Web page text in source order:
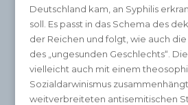
Deutschland kam, an Syphilis
soll. Es passt in das Schema des
der Reichen und folgt, wie auch
des „ungesunden Geschlechts“.
vielleicht auch mit einem
Sozialdarwinismus
weitverbreiteten antisemitischen